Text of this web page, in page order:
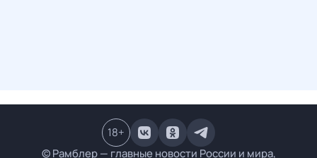
© Рамблер — главные новости России и мира,
18+